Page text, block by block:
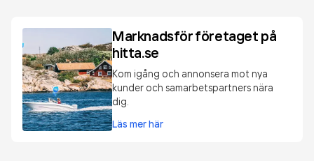
Marknadsför företaget på
hitta.se
Kom igång och annonsera mot nya
kunder och samarbetspartners nära
dig.
Läs mer här